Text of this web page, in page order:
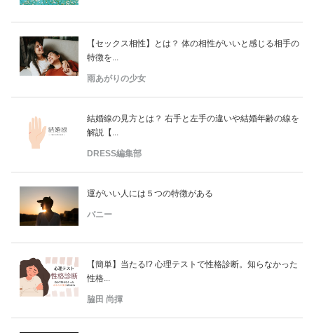
【セックス相性】とは？ 体の相性がいいと感じる相手の
特徴を...
雨あがりの少女
結婚線の見方とは？ 右手と左手の違いや結婚年齢の線を
解説【...
DRESS編集部
運がいい人には５つの特徴がある
バニー
【簡単】当たる!? 心理テストで性格診断。知らなかった
性格...
脇田 尚揮